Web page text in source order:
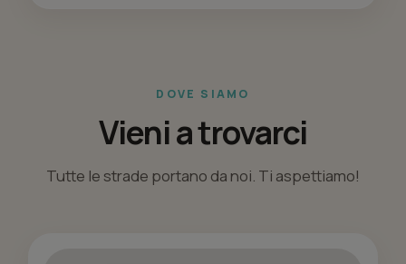
DOVE SIAMO
Vieni a trovarci
Tutte le strade portano da noi. Ti aspettiamo!